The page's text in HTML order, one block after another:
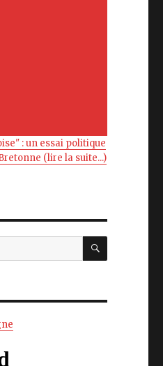
: un essai politique
(lire la suite...)